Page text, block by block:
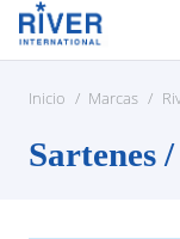
Inicio / Marcas /
Sartenes